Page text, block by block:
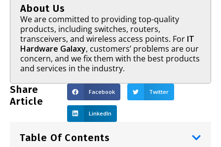
About Us
We are committed to providing top-quality
products, including switches, routers,
transceivers, and wireless access points. For IT
Hardware Galaxy, customers’ problems are our
concern, and we fix them with the best products
and services in the industry.
Share
Article
Facebook Twitter
LinkedIn
Table Of Contents